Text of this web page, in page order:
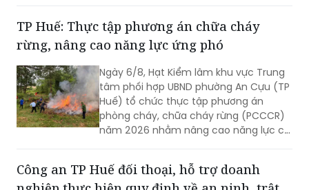
Ngày 6/8, Hạt Kiểm lâm khu vực Trung
tâm phối hợp UBND phường An Cựu (TP
Huế) tổ chức thực tập phương án
phòng cháy, chữa cháy rừng (PCCCR)
năm 2026 nhằm nâng cao năng lực chỉ
huy, điều hành và khả năng phối hợp xử
lý các tình huống cháy rừng.
Công an TP Huế đối thoại, hỗ trợ doanh
tự và phòng cháy, chữa cháy